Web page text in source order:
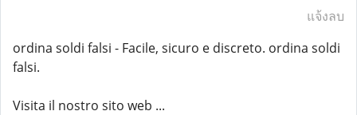
แจ้งลบ
ordina soldi falsi - Facile, sicuro e discreto. ordina soldi
falsi.
Visita il nostro sito web ...